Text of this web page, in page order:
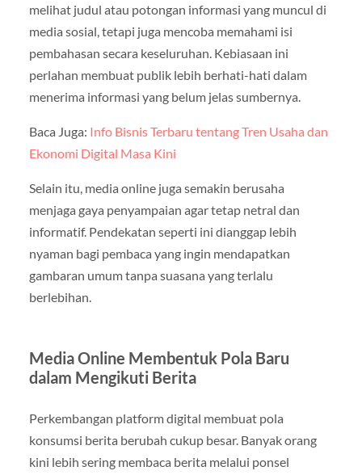
melihat judul atau potongan informasi yang muncul di
media sosial, tetapi juga mencoba memahami isi
pembahasan secara keseluruhan. Kebiasaan ini
perlahan membuat publik lebih berhati-hati dalam
menerima informasi yang belum jelas sumbernya.
Baca Juga: Info Bisnis Terbaru tentang Tren Usaha dan
Ekonomi Digital Masa Kini
Selain itu, media online juga semakin berusaha
menjaga gaya penyampaian agar tetap netral dan
informatif. Pendekatan seperti ini dianggap lebih
nyaman bagi pembaca yang ingin mendapatkan
gambaran umum tanpa suasana yang terlalu
berlebihan.
Media Online Membentuk Pola Baru
dalam Mengikuti Berita
Perkembangan platform digital membuat pola
konsumsi berita berubah cukup besar. Banyak orang
kini lebih sering membaca berita melalui ponsel